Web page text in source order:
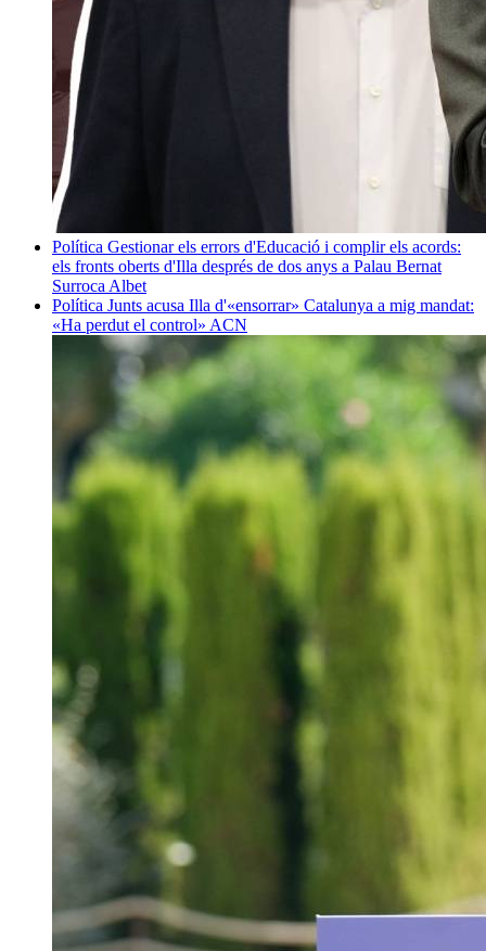
Política Gestionar els errors d'Educació i complir els acords:
els fronts oberts d'Illa després de dos anys a Palau Bernat
Surroca Albet
Política Junts acusa Illa d'«ensorrar» Catalunya a mig mandat:
«Ha perdut el control» ACN